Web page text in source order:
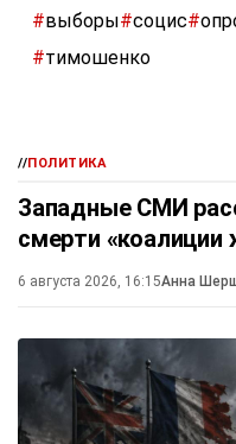
#выборы#социс#
#тимошенко
//ПОЛИТИКА
Западные СМИ
смерти
6 августа 2026, 16:15Анна